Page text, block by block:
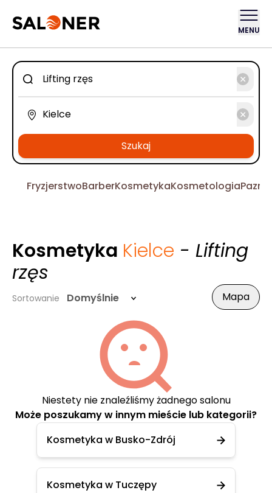
MENU
Szukaj
FryzjerstwoBarberKosmetykaKosmetologia
Kosmetyka Kielce - Lifting
rzęs
Sortowanie Domyślnie Mapa
Niestety nie znaleźliśmy żadnego salonu
Może poszukamy w innym mieście lub kategorii?
Kosmetyka w Busko-Zdrój
Kosmetyka w Tuczępy